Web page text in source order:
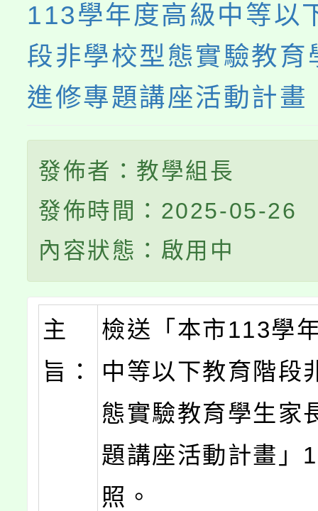
113學年度高級中等以
段非學校型態實驗教育
進修專題講座活動計畫
發佈者：教學組長
發佈時間：2025-05-26
內容狀態：啟用中
主
旨：
檢送「本市113學
中等以下教育階段
態實驗教育學生家
題講座活動計畫」
照。